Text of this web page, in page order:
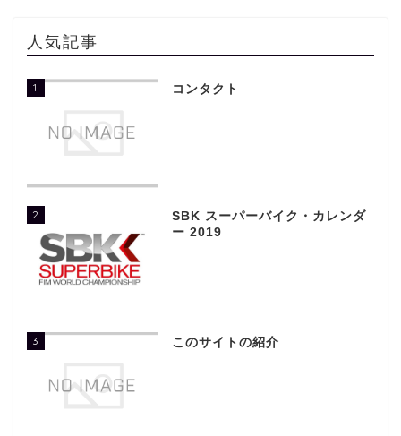
人気記事
1 コンタクト
2
SBK スーパーバイク・カレンダ
ー 2019
3 このサイトの紹介